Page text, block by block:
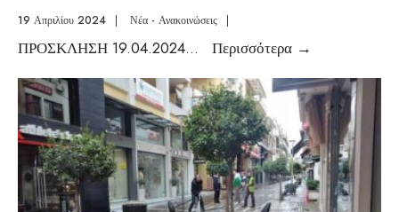
19 Απριλίου 2024 Νέα - Ανακοινώσεις
ΠΡΟΣΚΛΗΣΗ 19.04.2024... Περισσότερα →